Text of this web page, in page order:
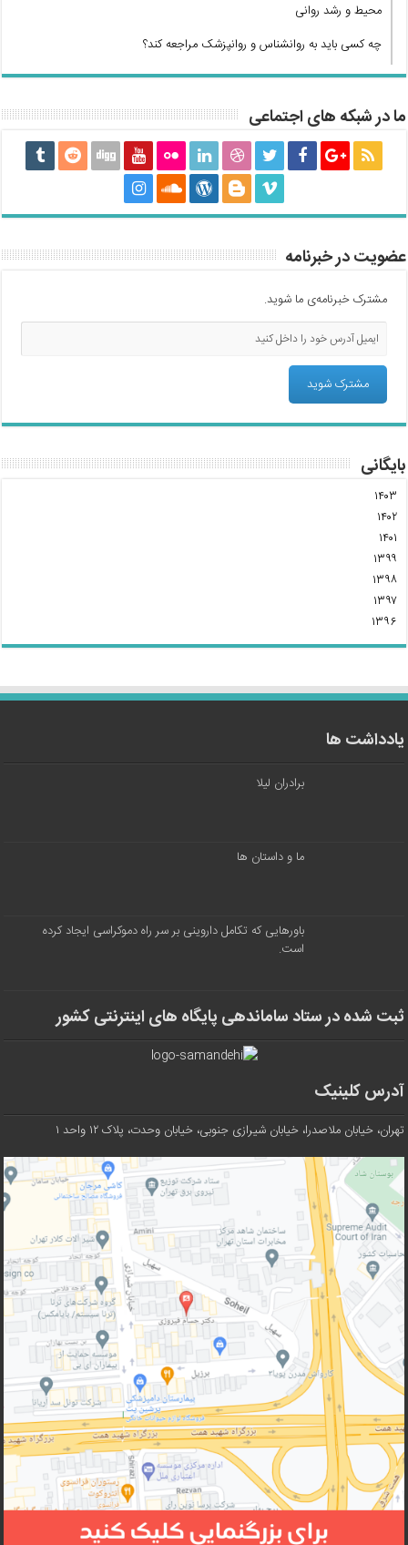
محیط و رشد روانی
چه کسی باید به روانشناس و روانپزشک مراجعه کند؟
ما در شبکه های اجتماعی
عضویت در خبرنامه
مشترک خبرنامه‌ی ما شوید.
بایگانی
۱۴۰۳
۱۴۰۲
۱۴۰۱
۱۳۹۹
۱۳۹۸
۱۳۹۷
۱۳۹۶
یادداشت ها
برادران لیلا
ما و داستان ها
باورهایی که تکامل داروینی بر سر راه دموکراسی ایجاد کرده
است.
ثبت شده در ستاد ساماندهی پایگاه های اینترنتی کشور
آدرس کلینیک
تهران، خیابان ملاصدرا، خیابان شیرازی جنوبی، خیابان وحدت، پلاک ۱۲ واحد ۱